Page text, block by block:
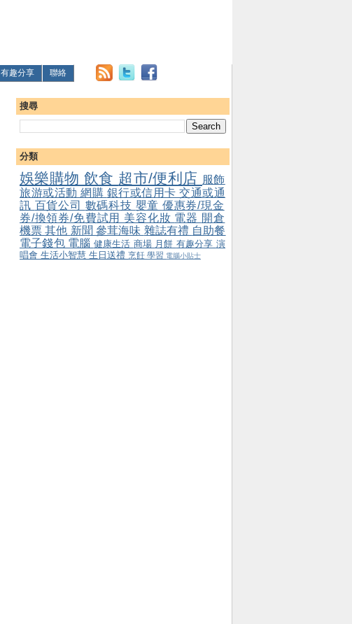
有趣分享 聯絡
搜尋
分類
娛樂購物 飲食 超市/便利店 服飾
旅游或活動 網購 銀行或信用卡 交通或通
訊 百貨公司 數碼科技 嬰童 優惠券/現金
券/換領券/免費試用 美容化妝 電器 開倉
機票其他 新聞參茸海味 雜誌有禮 自助餐
電子錢包 電腦 健康生活 商場 月餅 有趣分享 演
唱會 生活小智慧 生日送禮 烹飪 學習 電腦小貼士